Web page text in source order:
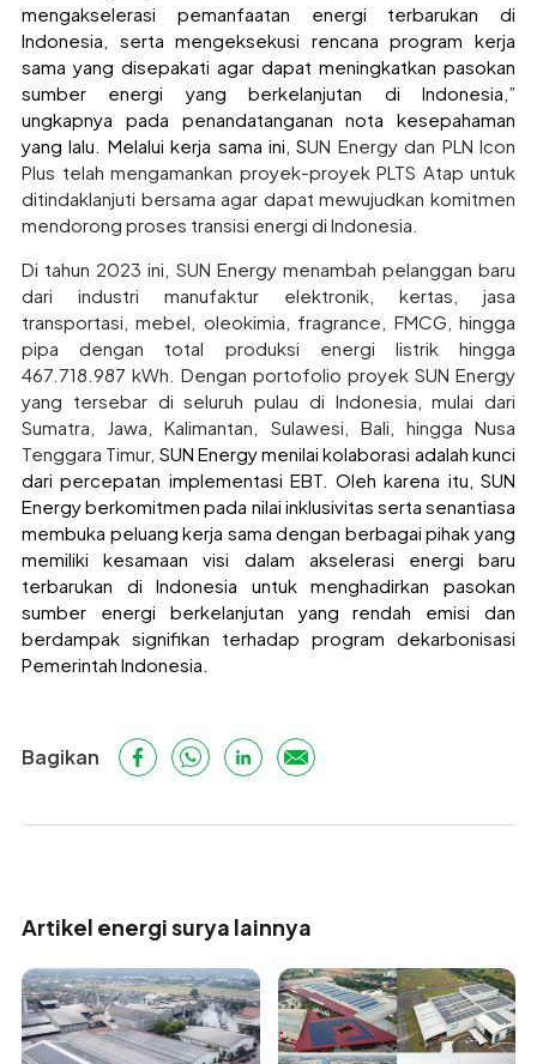
mengakselerasi pemanfaatan energi terbarukan di
Indonesia, serta mengeksekusi rencana program kerja
sama yang disepakati agar dapat meningkatkan pasokan
sumber energi yang berkelanjutan di Indonesia,”
ungkapnya pada penandatanganan nota kesepahaman
yang lalu. Melalui kerja sama ini, SUN Energy dan PLN Icon
Plus telah mengamankan proyek-proyek PLTS Atap untuk
ditindaklanjuti bersama agar dapat mewujudkan komitmen
mendorong proses transisi energi di Indonesia.
Di tahun 2023 ini, SUN Energy menambah pelanggan baru
dari industri manufaktur elektronik, kertas, jasa
transportasi, mebel, oleokimia, fragrance, FMCG, hingga
pipa dengan total produksi energi listrik hingga
467.718.987 kWh. Dengan portofolio proyek SUN Energy
yang tersebar di seluruh pulau di Indonesia, mulai dari
Sumatra, Jawa, Kalimantan, Sulawesi, Bali, hingga Nusa
Tenggara Timur, SUN Energy menilai kolaborasi adalah kunci
dari percepatan implementasi EBT. Oleh karena itu, SUN
Energy berkomitmen pada nilai inklusivitas serta senantiasa
membuka peluang kerja sama dengan berbagai pihak yang
memiliki kesamaan visi dalam akselerasi energi baru
terbarukan di Indonesia untuk menghadirkan pasokan
sumber energi berkelanjutan yang rendah emisi dan
berdampak signifikan terhadap program dekarbonisasi
Pemerintah Indonesia.
Bagikan
Artikel energi surya lainnya